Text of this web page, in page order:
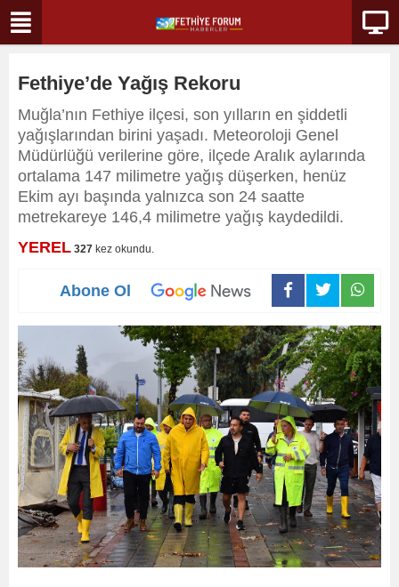
Fethiye’de Yağış Rekoru
Muğla’nın Fethiye ilçesi, son yılların en şiddetli
yağışlarından birini yaşadı. Meteoroloji Genel
Müdürlüğü verilerine göre, ilçede Aralık aylarında
ortalama 147 milimetre yağış düşerken, henüz
Ekim ayı başında yalnızca son 24 saatte
metrekareye 146,4 milimetre yağış kaydedildi.
YEREL 327 kez okundu.
Abone Ol